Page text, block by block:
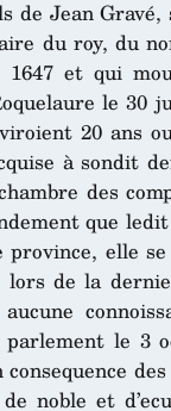
de Jean
du roy, du
1647 et qui
le 30
20 ans
à sondit
des
que
province, elle
de la
le 3
noble et